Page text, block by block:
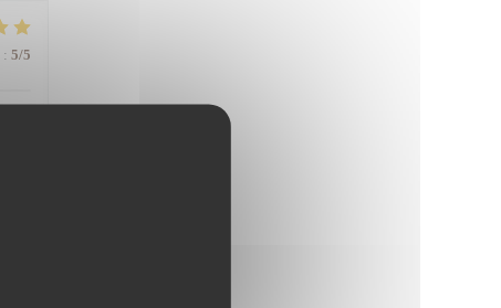
: 5/5